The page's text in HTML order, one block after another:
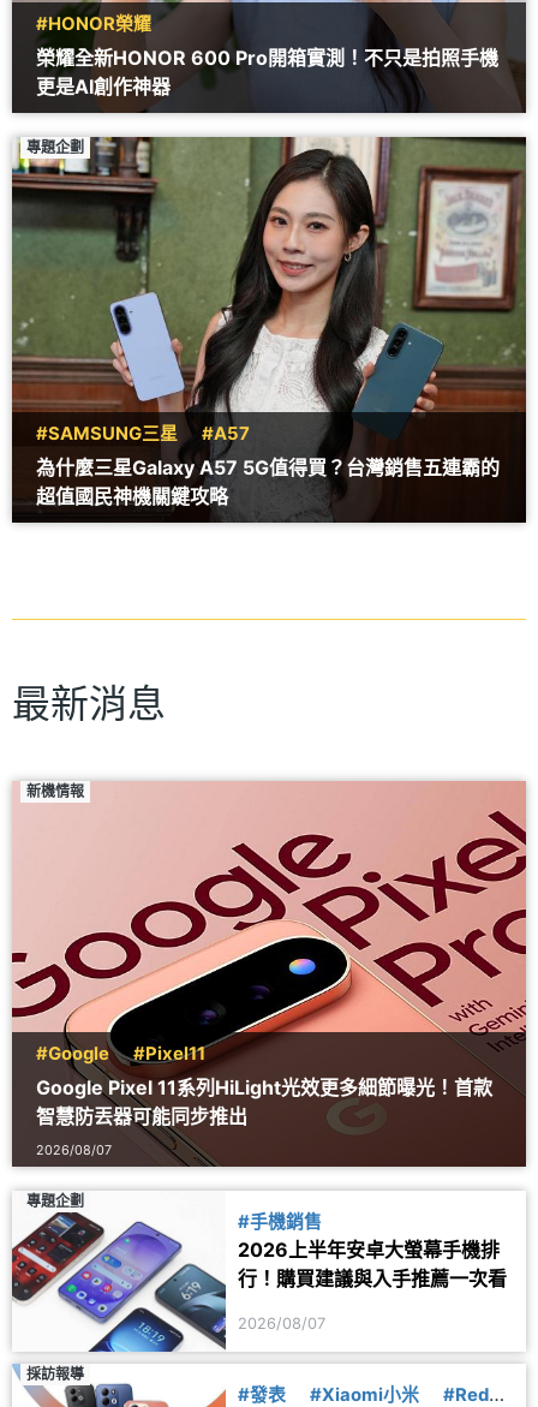
#HONOR榮耀
榮耀全新HONOR 600 Pro開箱實測！不只是拍照手機
更是AI創作神器
專題企劃
#SAMSUNG三星 #A57
為什麼三星Galaxy A57 5G值得買？台灣銷售五連霸的
超值國民神機關鍵攻略
最新消息
新機情報
#Google #Pixel11
Google Pixel 11系列HiLight光效更多細節曝光！首款
智慧防丟器可能同步推出
2026/08/07
專題企劃
#手機銷售
2026上半年安卓大螢幕手機排
行！購買建議與入手推薦一次看
2026/08/07
採訪報導
#發表 #Xiaomi小米
#Redmi